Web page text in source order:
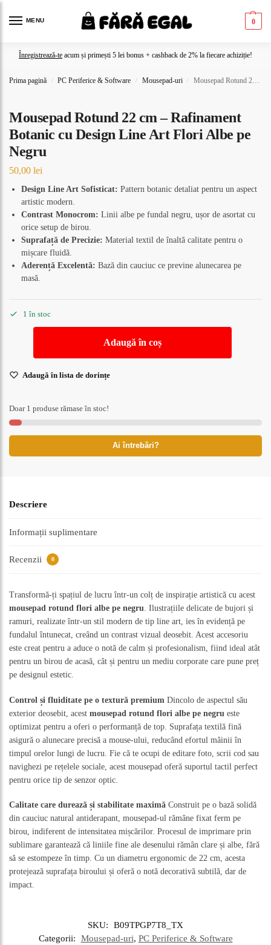
MENU 0
Înregistrează-te acum și primești 5 lei bonus + cashback de 2% la fiecare achiziție!
Prima pagină / PC Periferice & Software / Mousepad-uri / Mousepad Rotund 22 cm – Rafinament Botanic cu Design Line Art Flori Albe pe Negru
Mousepad Rotund 22 cm – Rafinament
Botanic cu Design Line Art Flori Albe pe
Negru
50,00 lei
Design Line Art Sofisticat: Pattern botanic detaliat pentru un aspect
artistic modern.
Contrast Monocrom: Linii albe pe fundal negru, ușor de asortat cu
orice setup de birou.
Suprafață de Precizie: Material textil de înaltă calitate pentru o
mișcare fluidă.
Aderență Excelentă: Bază din cauciuc ce previne alunecarea pe
masă.
1 în stoc
Adaugă în coș
Adaugă în lista de dorințe
Doar 1 produse rămase în stoc!
Ai întrebări?
Descriere
Informații suplimentare
Recenzii 0
Transformă-ți spațiul de lucru într-un colț de inspirație artistică cu acest
mousepad rotund flori albe pe negru. Ilustrațiile delicate de bujori și
ramuri, realizate într-un stil modern de tip line art, ies în evidență pe
fundalul întunecat, creând un contrast vizual deosebit. Acest accesoriu
este creat pentru a aduce o notă de calm și profesionalism, fiind ideal atât
pentru un birou de acasă, cât și pentru un mediu corporate care pune preț
pe designul estetic.
Control și fluiditate pe o textură premium Dincolo de aspectul său
exterior deosebit, acest mousepad rotund flori albe pe negru este
optimizat pentru a oferi o performanță de top. Suprafața textilă fină
asigură o alunecare precisă a mouse-ului, reducând efortul mâinii în
timpul orelor lungi de lucru. Fie că te ocupi de editare foto, scrii cod sau
navighezi pe rețelele sociale, acest mousepad oferă suportul tactil perfect
pentru orice tip de senzor optic.
Calitate care durează și stabilitate maximă Construit pe o bază solidă
din cauciuc natural antiderapant, mousepad-ul rămâne fixat ferm pe
birou, indiferent de intensitatea mișcărilor. Procesul de imprimare prin
sublimare garantează că liniile fine ale desenului rămân clare și albe, fără
să se estompeze în timp. Cu un diametru ergonomic de 22 cm, acesta
protejează suprafața biroului și oferă o notă decorativă subtilă, dar de
impact.
SKU:
B09TPGP7T8_TX
Categorii:
Mousepad-uri, PC Periferice & Software